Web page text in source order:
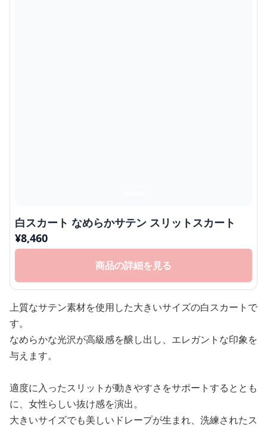
白スカート なめらかサテン スリットスカート
¥8,460
商品の詳細を見る
上質なサテン素材を使用した大きいサイズの白スカートで
す。
なめらかな光沢が高級感を醸し出し、エレガントな印象を
与えます。
適度に入ったスリットが動きやすさをサポートするととも
に、女性らしい抜け感を演出。
大きいサイズでも美しいドレープが生まれ、洗練されたス